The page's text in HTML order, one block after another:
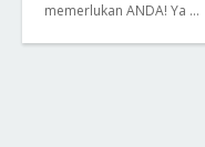
memerlukan ANDA! Ya …